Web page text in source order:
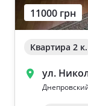
Ворзель
Борисполь
Буча
Дом 2000-2009
Новострой
Частный дом
11000 грн
Квартира 2 к.
ул.